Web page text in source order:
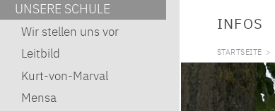
INFOS
STARTSEITE >
UNSERE SCHULE
Wir stellen uns vor
Leitbild
Kurt-von-Marval
Mensa